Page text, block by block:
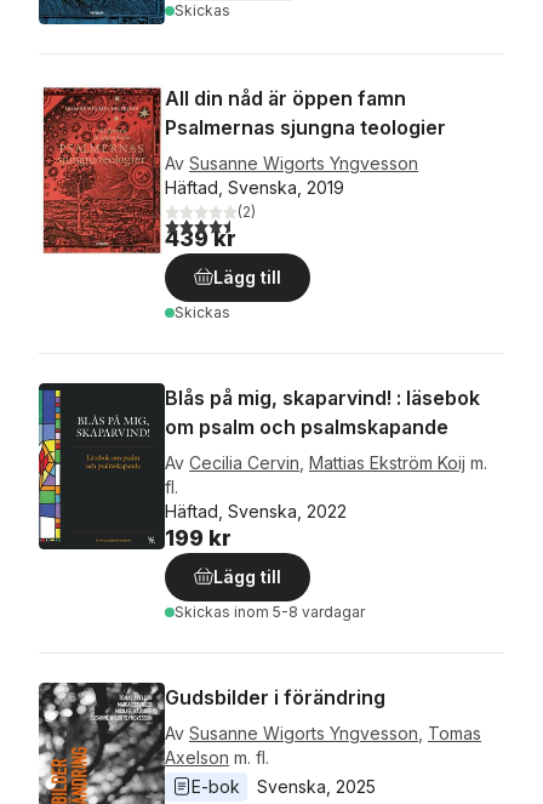
Skickas
All din nåd är öppen famn
Psalmernas sjungna teologier
Av Susanne Wigorts Yngvesson
Häftad, Svenska, 2019
4,5utav 5 stjärnor. Totalt antal röster:
(2)
439 kr
Lägg till
Skickas
Blås på mig, skaparvind! : läsebok
om psalm och psalmskapande
Av Cecilia Cervin Mattias Ekström Koij m.
fl.
Häftad, Svenska, 2022
199 kr
Lägg till
Skickas inom 5-8 vardagar
Gudsbilder i förändring
Av Susanne Wigorts Yngvesson Tomas
Axelson m. fl.
E-bok
Svenska 2025